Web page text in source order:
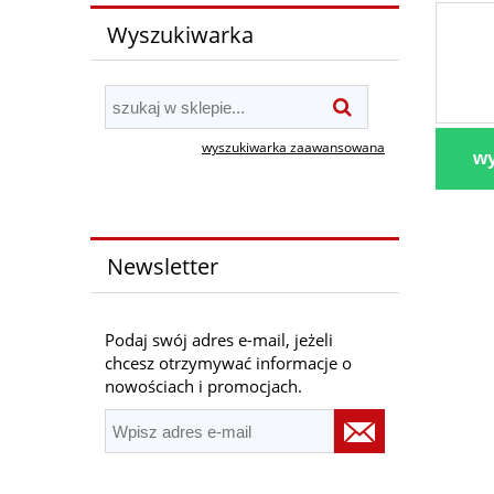
Wyszukiwarka
wyszukiwarka zaawansowana
Newsletter
Podaj swój adres e-mail, jeżeli
chcesz otrzymywać informacje o
nowościach i promocjach.